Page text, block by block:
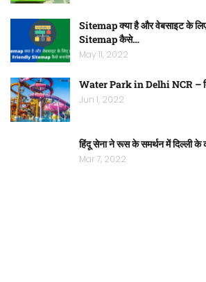
Sitemap क्या है और वेबसाइट के
Sitemap कैसे…
May 11, 2022
Water Park in Delhi NCR –
Jun 1, 2022
हिंदू सेना ने रूस के समर्थन में दिल्ली
Mar 7, 2022